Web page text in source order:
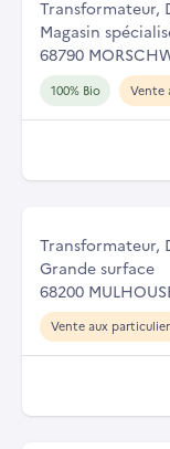
Transformateur,
Magasin
68790
100% Bio Vente
Transformateur,
Grande surface
68200
Vente aux